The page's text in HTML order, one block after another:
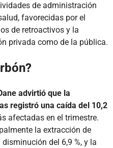
de administración
favorecidas por el
de retroactivos y la
privada como de la pública.
advirtió que la
registró una caída del 10,2
afectadas en el trimestre.
la extracción de
del 6,9 %, y la